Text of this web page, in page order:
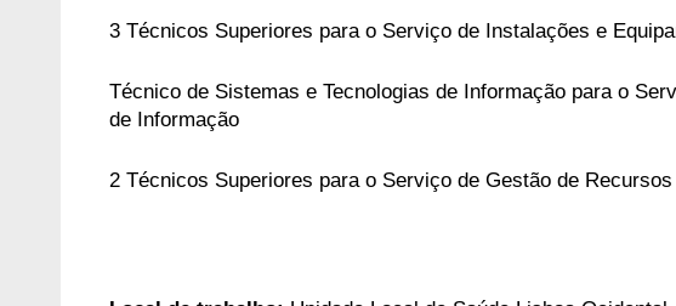
3 Técnicos Superiores para o Serviço de Instalações e
Técnico de Sistemas e Tecnologias de Informação para o
de Informação
2 Técnicos Superiores para o Serviço de Gestão de